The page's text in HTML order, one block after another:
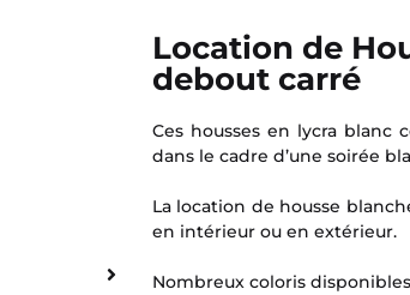
Location de
debout carré
Ces housses en lycra
dans le cadre d’une soirée
La location de housse
en intérieur ou en extérieur.
Nombreux coloris